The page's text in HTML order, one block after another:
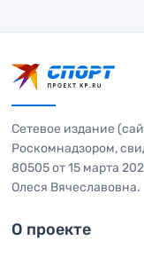
Сетевое издание
Роскомнадзором,
80505 от 15 марта
Олеся Вячеславовна.
О проекте